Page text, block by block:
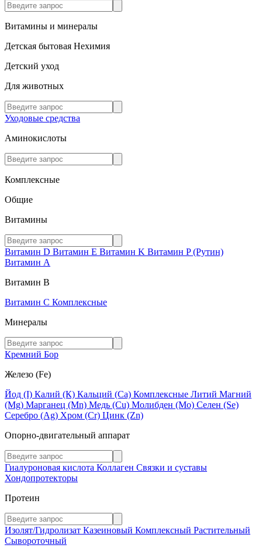
Витамины и минералы
Детская бытовая Нехимия
Детский уход
Для животных
Уходовые средства
Аминокислоты
Комплексные
Общие
Витамины
Витамин D Витамин E Витамин K Витамин P (Рутин)
Витамин А
Витамин В
Витамин C Комплексные
Минералы
Кремний Бор
Железо (Fe)
Йод (I) Калий (К) Кальций (Са) Комплексные Литий Магний
(Mg) Марганец (Mn) Медь (Сu) Молибден (Мо) Селен (Se)
Серебро (Ag) Хром (Cr) Цинк (Zn)
Опорно-двигательный аппарат
Гиалуроновая кислота Коллаген Связки и суставы
Хондопротекторы
Протеин
Изолят/Гидролизат Казеиновый Комплексный Растительный
Сывороточный